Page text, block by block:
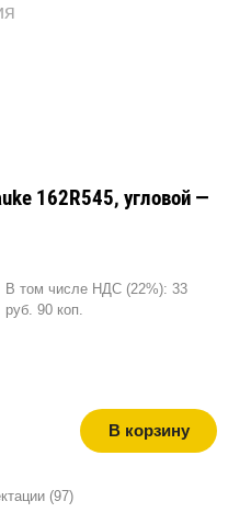
162R545, угловой —
В том числе НДС (22%): 33
руб. 90 коп.
В корзину
(97)